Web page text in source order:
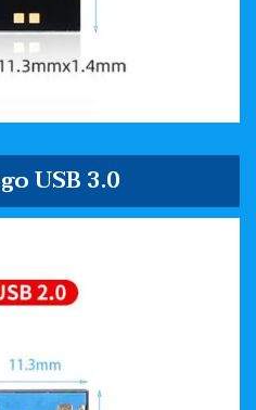
USB 3.0